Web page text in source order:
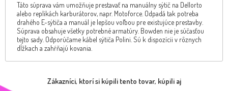
Táto súprava vám umožňuje prestavať na manuálny sýtič na Dellorto
alebo replikách karburátorov, napr. Motoforce. Odpadá tak potreba
drahého E-sýtiča a manuál je lepšou voľbou pre existujúce prestavby.
Súprava obsahuje všetky potrebné armatúry. Bowden nie je súčasťou
tejto sady. Odporúčame kábel sýtiča Polini. Sú k dispozícii v rôznych
dĺžkach a zahŕňajú kovania.
Zákazníci, ktorí si kúpili tento tovar, kúpili aj